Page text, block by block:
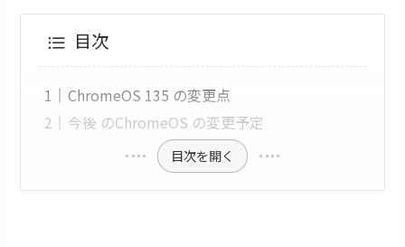
目次
ChromeOS 135 の変更点
今後 のChromeOS の変更予定
目次を開く